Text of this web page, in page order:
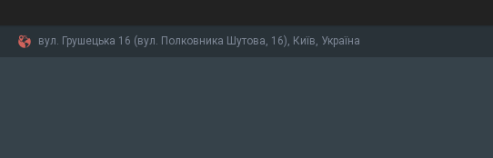
вул. Грушецька 16 (вул. Полковника Шутова, 16), Київ, Україна